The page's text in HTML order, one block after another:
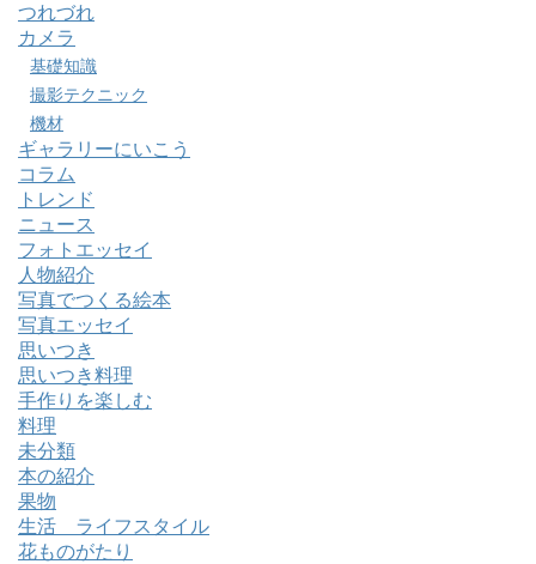
つれづれ
カメラ
基礎知識
撮影テクニック
機材
ギャラリーにいこう
コラム
トレンド
ニュース
フォトエッセイ
人物紹介
写真でつくる絵本
写真エッセイ
思いつき
思いつき料理
手作りを楽しむ
料理
未分類
本の紹介
果物
生活 ライフスタイル
花ものがたり